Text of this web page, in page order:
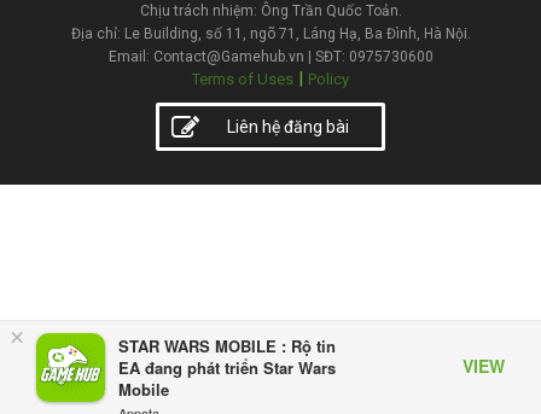
×
STAR WARS MOBILE : Rộ tin
EA đang phát triển Star Wars
Mobile
VIEW
Chịu trách nhiệm: Ông Trần Quốc Toản.
Địa chỉ: Le Building, số 11, ngõ 71, Láng Hạ, Ba Đình, Hà Nội.
Email: Contact@Gamehub.vn | SĐT: 0975730600
Terms of Uses | Policy
Liên hệ đăng bài